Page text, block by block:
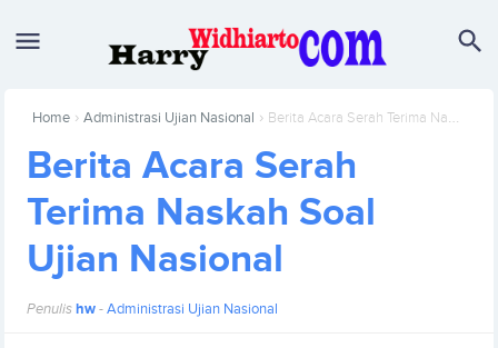
Home ›Administrasi Ujian Nasional › Berita Acara Serah Terima Naskah Soal Ujian Nasional
Berita Acara Serah
Terima Naskah Soal
Ujian Nasional
Penulishw-Administrasi Ujian Nasional